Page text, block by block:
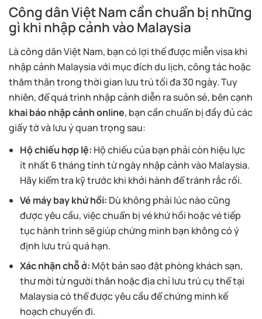
Công dân Việt Nam cần chuẩn bị những
gì khi nhập cảnh vào Malaysia
Là công dân Việt Nam, bạn có lợi thế được miễn visa khi
nhập cảnh Malaysia với mục đích du lịch, công tác hoặc
thăm thân trong thời gian lưu trú tối đa 30 ngày. Tuy
nhiên, để quá trình nhập cảnh diễn ra suôn sẻ, bên cạnh
khai báo nhập cảnh online, bạn cần chuẩn bị đầy đủ các
giấy tờ và lưu ý quan trọng sau:
Hộ chiếu hợp lệ: Hộ chiếu của bạn phải còn hiệu lực
ít nhất 6 tháng tính từ ngày nhập cảnh vào Malaysia.
Hãy kiểm tra kỹ trước khi khởi hành để tránh rắc rối.
Vé máy bay khứ hồi: Dù không phải lúc nào cũng
được yêu cầu, việc chuẩn bị vé khứ hồi hoặc vé tiếp
tục hành trình sẽ giúp chứng minh bạn không có ý
định lưu trú quá hạn.
Xác nhận chỗ ở: Một bản sao đặt phòng khách sạn,
thư mời từ người thân hoặc địa chỉ lưu trú cụ thể tại
Malaysia có thể được yêu cầu để chứng minh kế
hoạch chuyến đi.